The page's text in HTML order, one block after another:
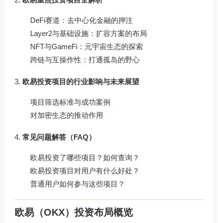
DeFi赛道：去中心化金融的押注
Layer2与基础设施：扩容方案的布局
NFT与GameFi：元宇宙生态的探索
跨链与互操作性：打通孤岛的野心
欧易投资项目的行业影响与未来展望
项目筛选标准与成功案例
对加密生态的推动作用
常见问题解答（FAQ）
欧易投资了哪些项目？如何查询？
欧易投资项目对用户有什么好处？
普通用户如何参与这些项目？
欧易（OKX）投资布局概览